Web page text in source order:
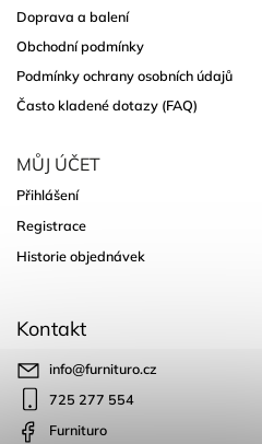
Doprava a balení
Obchodní podmínky
Podmínky ochrany osobních údajů
Často kladené dotazy (FAQ)
MŮJ ÚČET
Přihlášení
Registrace
Historie objednávek
Kontakt
info@furnituro.cz
725 277 554
Furnituro